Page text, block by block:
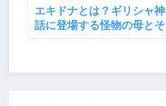
エキドナとは？ギリシャ神
話に登場する怪物の母とそ